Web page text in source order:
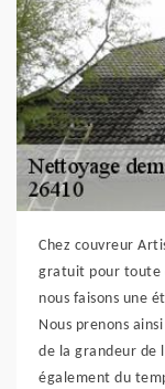
Chez couvreur
gratuit pour toute
nous faisons une
Nous prenons
de la grandeur de
également du